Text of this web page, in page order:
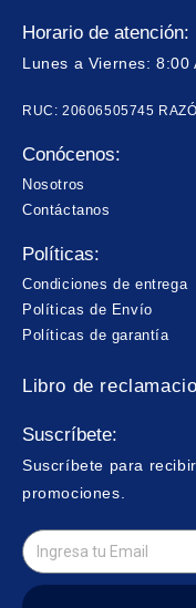
Horario de atención:
Lunes a Viernes: 8:00
RUC: 20606505745
Conócenos:
Nosotros
Contáctanos
Políticas:
Condiciones de entrega
Políticas de Envío
Políticas de garantía
Libro de
Suscríbete:
Suscríbete para
promociones.